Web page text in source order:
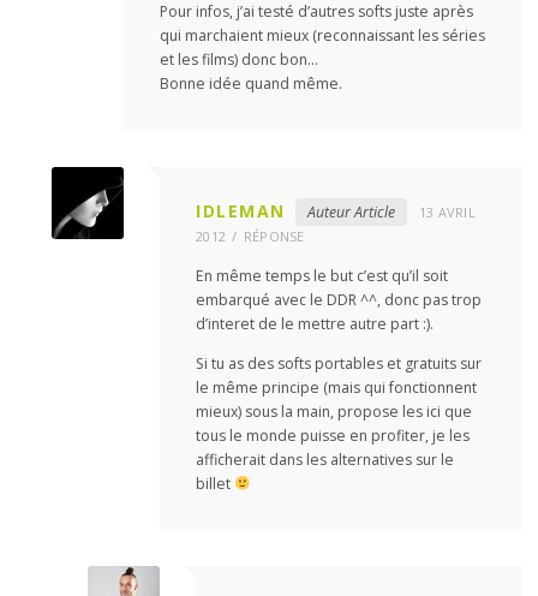
Pour infos, j’ai testé d’autres softs juste après
qui marchaient mieux (reconnaissant les séries
et les films) donc bon…
Bonne idée quand même.
IDLEMAN Auteur Article
13 AVRIL
2012
RÉPONSE
En même temps le but c’est qu’il soit
embarqué avec le DDR ^^, donc pas trop
d’interet de le mettre autre part :).
Si tu as des softs portables et gratuits sur
le même principe (mais qui fonctionnent
mieux) sous la main, propose les ici que
tous le monde puisse en profiter, je les
afficherait dans les alternatives sur le
billet